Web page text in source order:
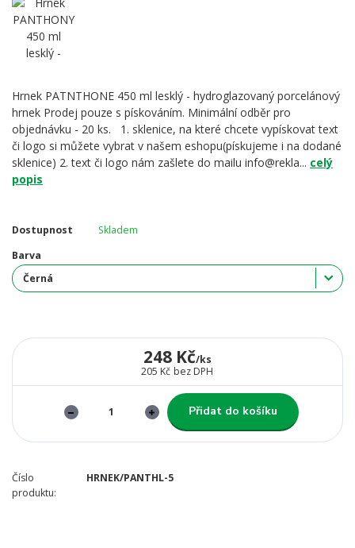
Hrnek PATNTHONE 450 ml lesklý - hydroglazovaný porcelánový
hrnek Prodej pouze s pískováním. Minimální odběr pro
objednávku - 20 ks. 1. sklenice, na které chcete vypískovat text
či logo si můžete vybrat v našem eshopu(pískujeme i na dodané
sklenice) 2. text či logo nám zašlete do mailu info@rekla... celý
popis
Dostupnost
Skladem
Barva
248 Kč/ks
205 Kč bez DPH
Přidat do košíku
Číslo
produktu:
HRNEK/PANTHL-5